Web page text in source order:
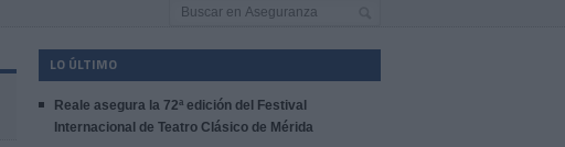
LO ÚLTIMO
Reale asegura la 72ª edición del Festival
Internacional de Teatro Clásico de Mérida